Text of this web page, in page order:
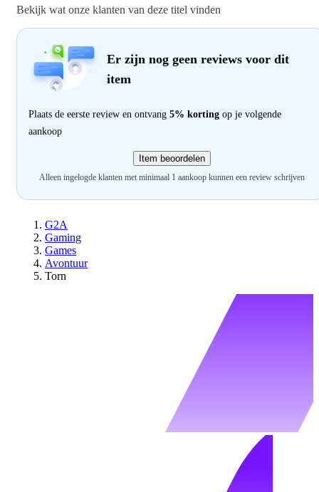
Bekijk wat onze klanten van deze titel vinden
Er zijn nog geen reviews voor dit
item
Plaats de eerste review en ontvang 5% korting op je volgende
aankoop
Item beoordelen
Alleen ingelogde klanten met minimaal 1 aankoop kunnen een review schrijven
G2A
Gaming
Games
Avontuur
Torn